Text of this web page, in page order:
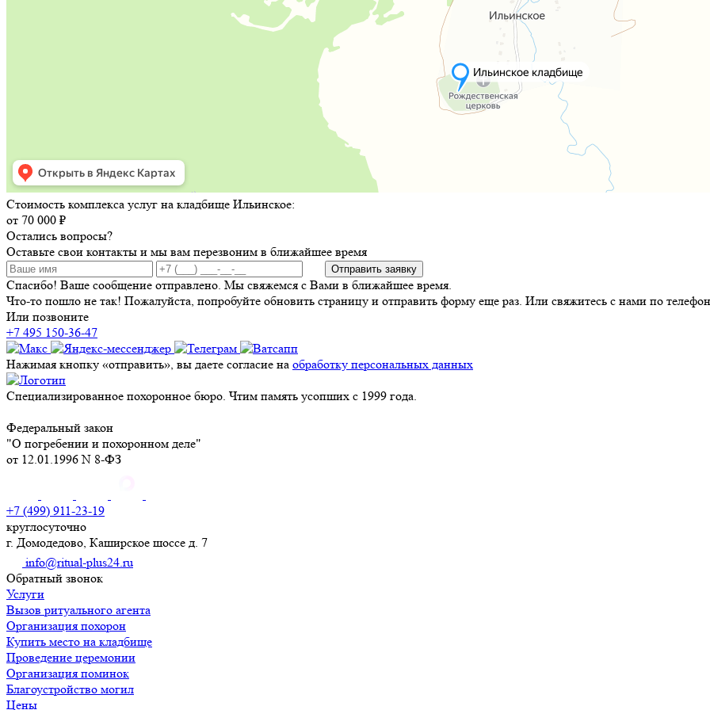
Стоимость комплекса услуг на кладбище Ильинское:
от 70 000 ₽
Остались вопросы?
Оставьте свои контакты и мы вам перезвоним в ближайшее время
Отправить заявку
Спасибо! Ваше сообщение отправлено. Мы свяжемся с Вами в ближайшее время.
Что-то пошло не так! Пожалуйста, попробуйте обновить страницу и отправить форму еще раз. Или свяжитесь с нами по
Или позвоните
+7 495 150-36-47
Нажимая кнопку «отправить», вы даете согласие на обработку персональных данных
Специализированное похоронное бюро. Чтим память усопших с 1999 года.
Федеральный закон
"О погребении и похоронном деле"
от 12.01.1996 N 8-ФЗ
+7 (499) 911-23-19
круглосуточно
г. Домодедово, Каширское шоссе д. 7
info@ritual-plus24.ru
Обратный звонок
Услуги
Вызов ритуального агента
Организация похорон
Купить место на кладбище
Проведение церемонии
Организация поминок
Благоустройство могил
Цены